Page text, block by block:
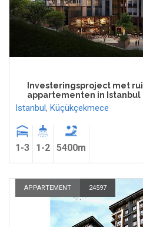
Investeringsproject met
appartementen in Istanbul
Istanbul, Küçükçekmece
1-3 1-2 5400m
APPARTEMENT 24597